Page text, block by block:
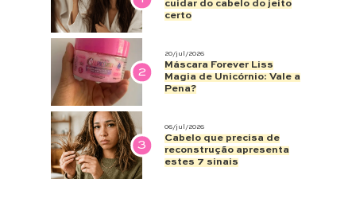
cuidar do cabelo do jeito
certo
2
20/jul/2026
Máscara Forever Liss
Magia de Unicórnio: Vale a
Pena?
3
06/jul/2026
Cabelo que precisa de
reconstrução apresenta
estes 7 sinais